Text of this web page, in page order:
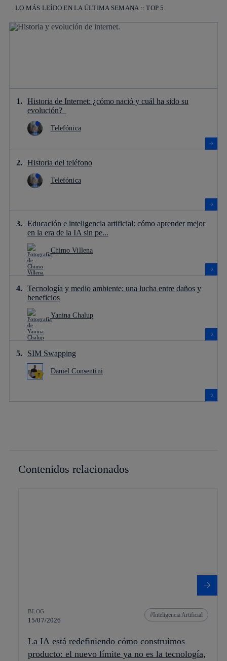
LO MÁS LEÍDO EN LA ÚLTIMA SEMANA :: TOP 5
Historia de Internet: ¿cómo nació y cuál ha sido su
evolución?
Telefónica
Historia del teléfono
Telefónica
Educación e inteligencia artificial: cómo aprender mejor
en la era de la IA sin pe...
Chimo Villena
Tecnología y medio ambiente: una lucha entre daños y
beneficios
Yanina Chalup
SIM Swapping
Daniel Consentini
Contenidos relacionados
BLOG
15/07/2026
Inteligencia Artificial
La IA está redefiniendo cómo construimos
producto: el nuevo límite ya no es la tecnología,